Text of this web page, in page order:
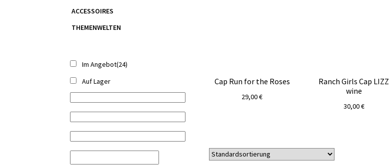
Cap Run for the Roses
29,00€
Ranch Girls Cap LIZZ
wine
30,00€
ACCESSOIRES
THEMENWELTEN
Im Angebot(24)
Auf Lager